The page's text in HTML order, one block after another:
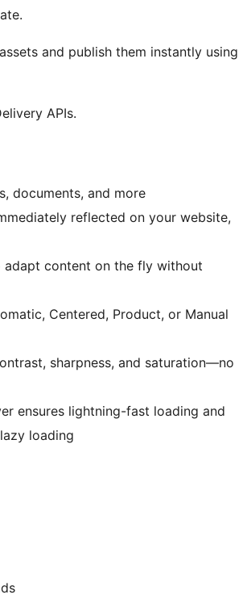
and publish them instantly using
APIs.
documents, and more
reflected on your website,
adapt content on the fly without
Centered, Product, or Manual
sharpness, and saturation—no
ensures lightning-fast loading and
loading